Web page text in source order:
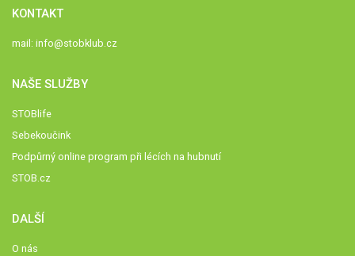
KONTAKT
mail: info@stobklub.cz
NAŠE SLUŽBY
STOBlife
Sebekoučink
Podpůrný online program při lécích na hubnutí
STOB.cz
DALŠÍ
O nás